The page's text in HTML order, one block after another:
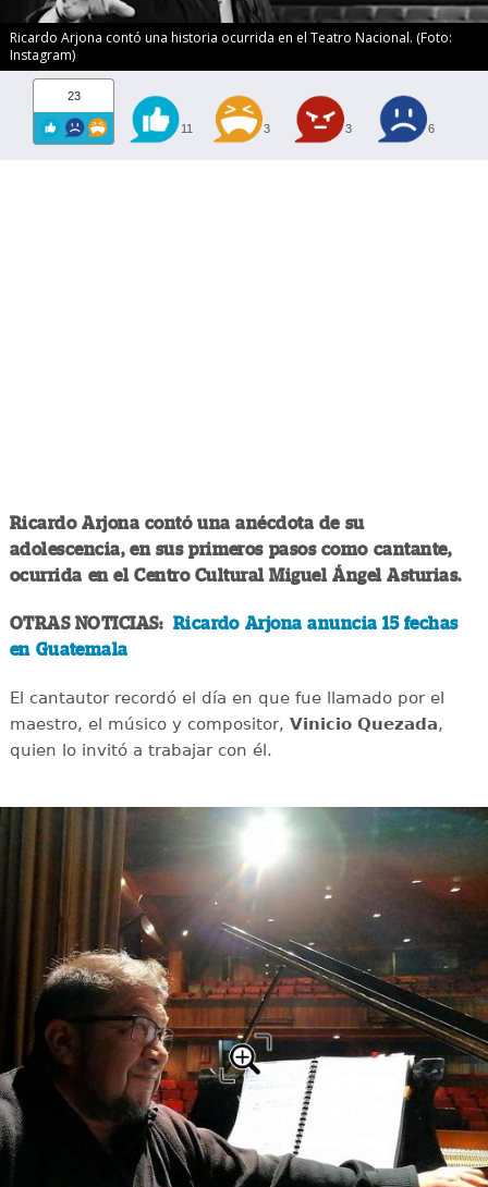
Ricardo Arjona contó una historia ocurrida en el Teatro Nacional. (Foto:
Instagram)
23
11 3 3 6
Ricardo Arjona contó una anécdota de su
adolescencia, en sus primeros pasos como cantante,
ocurrida en el Centro Cultural Miguel Ángel Asturias.
OTRAS NOTICIAS: Ricardo Arjona anuncia 15 fechas
en Guatemala
El cantautor recordó el día en que fue llamado por el
maestro, el músico y compositor, Vinicio Quezada,
quien lo invitó a trabajar con él.